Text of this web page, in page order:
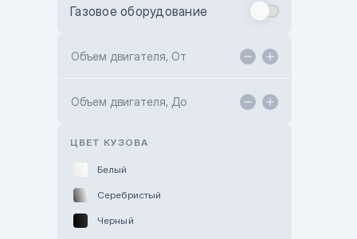
Toyota Kokshetau
Hyundai ShymCity
Газовое оборудование
Объем двигателя, От
Объем двигателя, До
ЦВЕТ КУЗОВА
Белый
Серебристый
Черный